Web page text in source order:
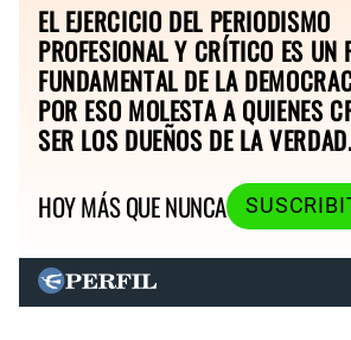
EL EJERCICIO DEL PERIODISMO
PROFESIONAL Y CRÍTICO ES UN
FUNDAMENTAL DE LA
POR ESO MOLESTA A QUIENES
SER LOS DUEÑOS DE LA
HOY MÁS QUE NUNCA